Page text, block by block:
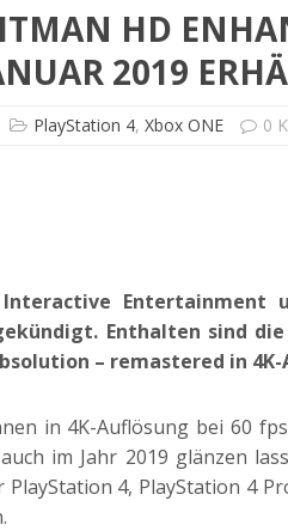
HD
2019
PlayStation 4,Xbox ONE 0
Interactive Entertainment
Enthalten sind
– remastered in
in 4K-Auflösung bei 60
im Jahr 2019 glänzen
PlayStation 4, PlayStation 4